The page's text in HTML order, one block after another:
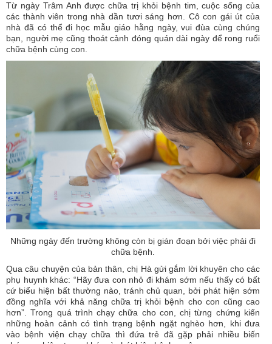
Từ ngày Trâm Anh được chữa trị khỏi bệnh tim, cuộc sống của
các thành viên trong nhà dần tươi sáng hơn. Cô con gái út của
nhà đã có thể đi học mẫu giáo hằng ngày, vui đùa cùng chúng
bạn, người mẹ cũng thoát cảnh đóng quán dài ngày để rong ruổi
chữa bệnh cùng con.
Những ngày đến trường không còn bị gián đoạn bởi việc phải đi
chữa bệnh.
Qua câu chuyện của bản thân, chị Hà gửi gắm lời khuyên cho các
phụ huynh khác: “Hãy đưa con nhỏ đi khám sớm nếu thấy có bất
cứ biểu hiện bất thường nào, tránh chủ quan, bởi phát hiện sớm
đồng nghĩa với khả năng chữa trị khỏi bệnh cho con cũng cao
hơn”. Trong quá trình chạy chữa cho con, chị từng chứng kiến
những hoàn cảnh có tình trạng bệnh ngặt nghèo hơn, khi đưa
vào bệnh viện chạy chữa thì đứa trẻ đã gặp phải nhiều biến